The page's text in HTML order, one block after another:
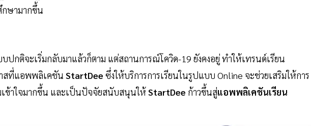
กษามากขึ้น
ปกติจะเริ่มกลับมาแล้วก็ตาม แต่สถานการณ์โควิด-19 ยังคงอยู่ ทำให้เทรนด์เรียน
สที่แอพพลิเคชัน StartDee ซึ่งให้บริการการเรียนในรูปแบบ Online จะช่วยเสริมให้การ
เข้าใจมากขึ้น และเป็นปัจจัยสนับสนุนให้StartDee ก้าวขึ้นสู่แอพพลิเคชันเรียน